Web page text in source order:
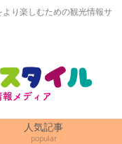
り楽しむための観光情報サ
人気記事
popular